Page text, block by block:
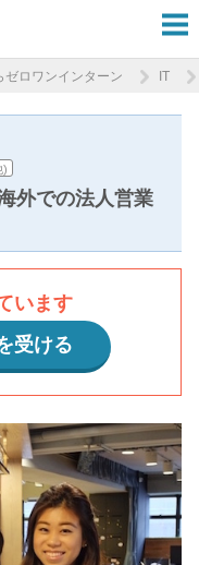
ロワンインターン IT
)
外での法人営業
います
受ける